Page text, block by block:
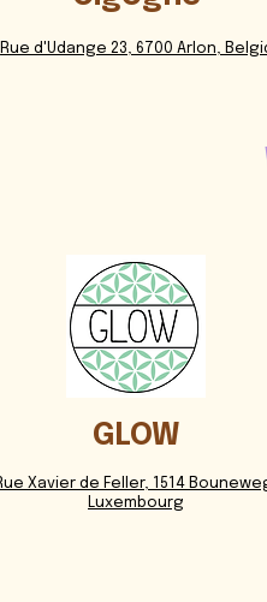
Rue d'Udange 23, 6700 Arlon,
GLOW
Xavier de Feller, 1514
Luxembourg